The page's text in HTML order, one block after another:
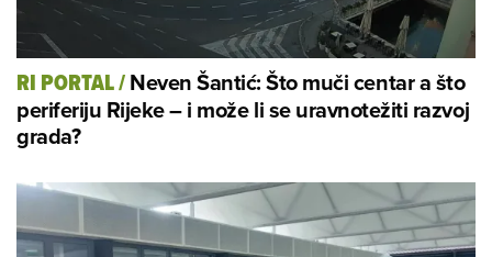
RI PORTAL/Neven Šantić: Što muči centar a što
periferiju Rijeke – i može li se uravnotežiti razvoj
grada?